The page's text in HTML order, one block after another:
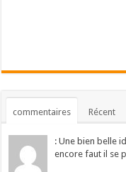
commentaires Récent
: Une bien belle
encore faut il se